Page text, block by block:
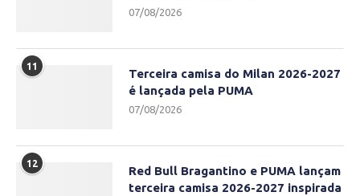
07/08/2026
11
Terceira camisa do Milan 2026-2027
é lançada pela PUMA
07/08/2026
12
Red Bull Bragantino e PUMA lançam
terceira camisa 2026-2027 inspirada